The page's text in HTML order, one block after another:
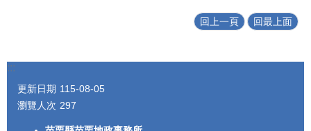
回上一頁 回最上面
:::
更新日期 115-08-05
瀏覽人次 297